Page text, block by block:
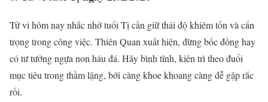
Tử vi hôm nay nhắc nhở tuổi Tị cần giữ thái độ khiêm tốn và cẩn
trọng trong công việc. Thiên Quan xuất hiện, đừng bốc đồng hay
có tư tưởng ngựa non háu đá. Hãy bình tĩnh, kiên trì theo đuổi
mục tiêu trong thầm lặng, bởi càng khoe khoang càng dễ gặp rắc
rối.